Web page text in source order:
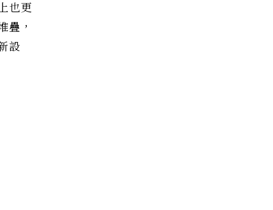
也更
疊，
設